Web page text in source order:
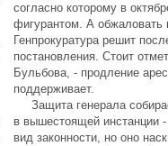
согласно которому в
фигурантом. А обжаловать
Генпрокуратура решит
постановления. Стоит
Бульбова, - продление
поддерживает.
Защита генерала
в вышестоящей инстанции
вид законности, но оно